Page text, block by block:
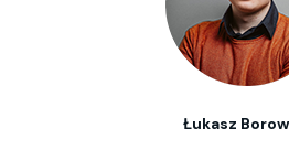
Łukasz